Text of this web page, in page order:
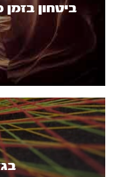
ביטחון